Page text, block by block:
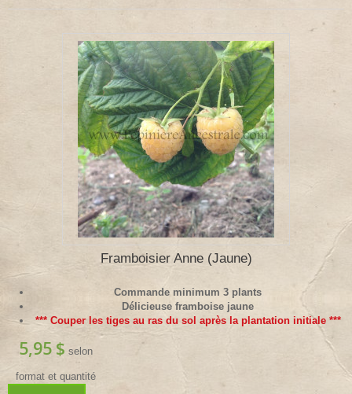
Framboisier Anne (Jaune)
Commande minimum 3 plants
Délicieuse framboise jaune
*** Couper les tiges au ras du sol après la plantation initiale ***
5,95 $ selon
format et quantité